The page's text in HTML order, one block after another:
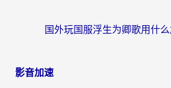
影音加速